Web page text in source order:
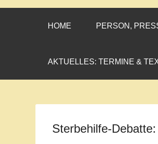
»ENGAGEMENT
HOME PERSON,
AKTUELLES: TERMINE &
Sterbehilfe-